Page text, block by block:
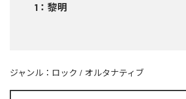
1 ： 黎明
ジャンル： ロック / オルタナティブ